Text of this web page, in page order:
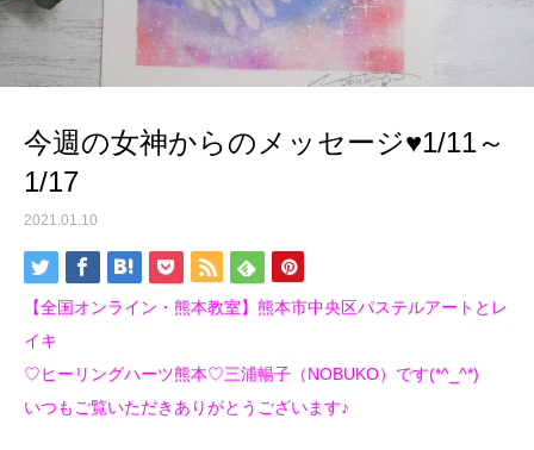
今週の女神からのメッセージ♥1/11～
1/17
2021.01.10
【全国オンライン・熊本教室】熊本市中央区パステルアートとレ
イキ
♡ヒーリングハーツ熊本♡三浦暢子（NOBUKO）です(*^_^*)
いつもご覧いただきありがとうございます♪